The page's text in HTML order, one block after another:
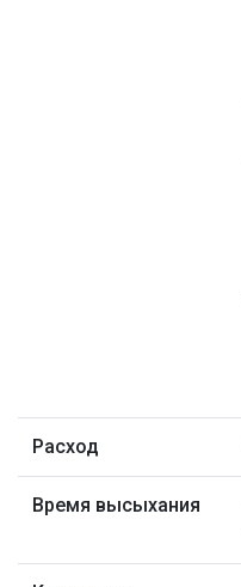
Расход
Время высыхания